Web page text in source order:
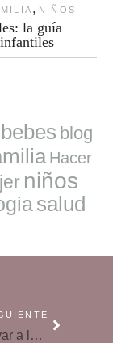
, NIÑOS
la guía
bebes blog
Hacer
niños
salud
Cómo motivar a los niños poco deportistas